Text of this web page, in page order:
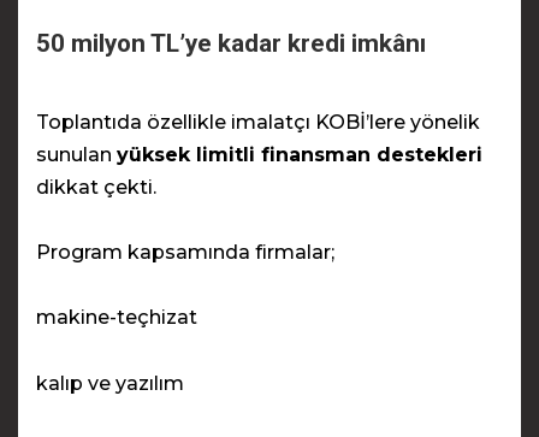
50 milyon TL’ye kadar kredi imkânı
Toplantıda özellikle imalatçı KOBİ’lere yönelik
sunulan yüksek limitli finansman destekleri
dikkat çekti.
Program kapsamında firmalar;
makine-teçhizat
kalıp ve yazılım